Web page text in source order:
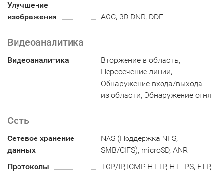
Улучшение
изображения
AGC, 3D DNR, DDE
Видеоаналитика
Видеоаналитика
Вторжение в область,
Пересечение линии,
Обнаружение входа/выхода
из области, Обнаружение огня
Сеть
Сетевое хранение
данных
NAS (Поддержка NFS,
SMB/CIFS), microSD, ANR
Протоколы
TCP/IP, ICMP, HTTP, HTTPS, FTP,